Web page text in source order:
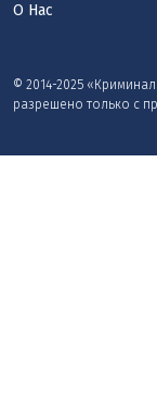
О Нас
© 2014-2025
разрешено только с